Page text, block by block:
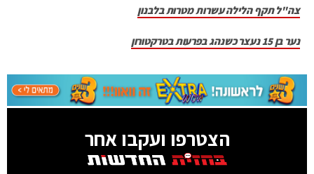
צה"ל תקף הלילה עשרות מטרות בלבנון
נער בן 15 נעצר כשנהג בפרעות בטרקטורון
הצטרפו ועקבו אחר